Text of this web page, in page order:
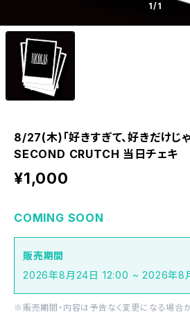
1/1
8/27(木)「好きすぎて、好きだけじゃ
SECOND CRUTCH 当日チェキ
¥1,000
COMING SOON
販売期間
2026年8月24日 12:00 ~ 2026年8
※販売期間・内容は予告なく変更になる場合が